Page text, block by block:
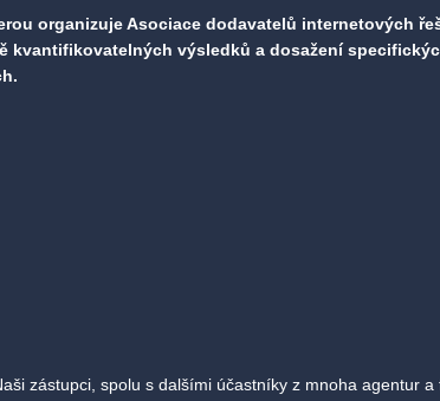
organizuje Asociace dodavatelů internetových
kvantifikovatelných výsledků a dosažení
zástupci, spolu s dalšími účastníky z mnoha agentur